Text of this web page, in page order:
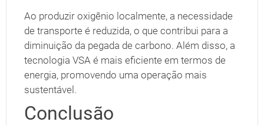
Ao produzir oxigênio localmente, a necessidade
de transporte é reduzida, o que contribui para a
diminuição da pegada de carbono. Além disso, a
tecnologia VSA é mais eficiente em termos de
energia, promovendo uma operação mais
sustentável.
Conclusão